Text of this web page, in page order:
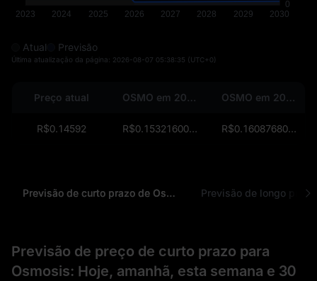
Atual Previsão
Última atualização da página: 2026-08-07 05:38:35 (UTC+0)
Preço atual OSMO em 2027 OSMO em 2028
R$0.14592 R$0.15321600000000002048 R$0.1608768000000000256
Previsão de curto prazo de Osmosis
Previsão de preço de curto prazo para
Osmosis: Hoje, amanhã, esta semana e 30